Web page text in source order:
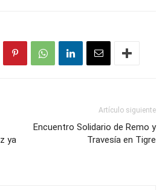
ya
Artículo siguiente
Encuentro Solidario de Remo y
Travesía en Tigre